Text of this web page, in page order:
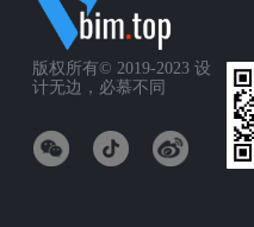
版权所有© 2019-2023 设
计无边，必慕不同